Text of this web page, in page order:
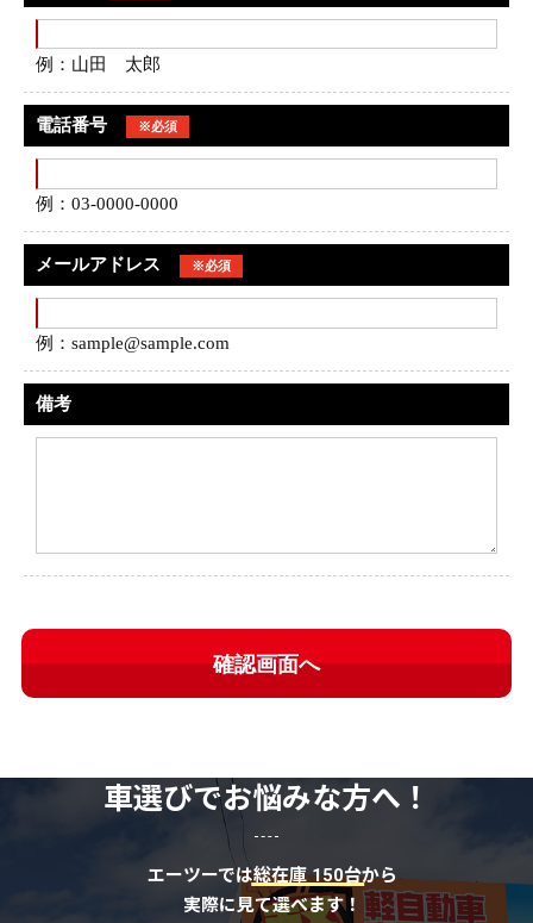
例：山田 太郎
電話番号 ※必須
例：03-0000-0000
メールアドレス ※必須
例：sample@sample.com
備考
車選びでお悩みな方へ！
エーツーでは総在庫 150台から
実際に見て選べます！